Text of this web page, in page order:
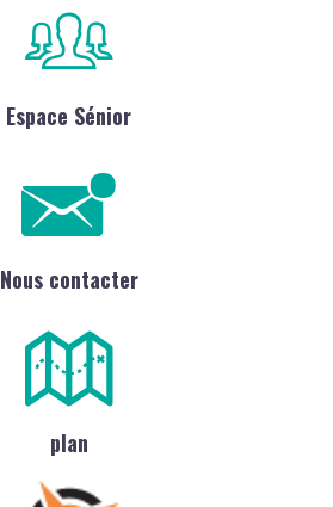
Espace Sénior
Nous contacter
plan